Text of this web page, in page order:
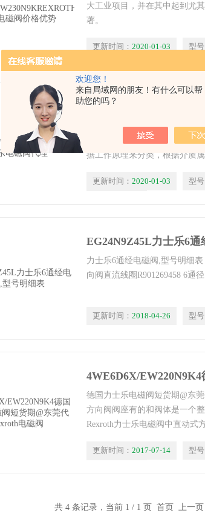
欢迎您！
来自局域网的朋友！有什么可以帮
助您的吗？
大工业项目，并在其中起到尤
著。
更新时间： 2020-01-03 型号
4WE6E62/
REXROTH力士乐电磁阀代理
电磁阀的工作条件和环境以及
据工作原理来分类，根据介质
巧，今天电磁阀代理商乾球自
更新时间： 2020-01-03 型号
EG24N9Z45L力士乐6
力士乐6通经电磁阀,型号明细
向阀直流线圈R901269458 6通
更新时间： 2018-04-26 型号
德国力士乐电磁阀短货期@东
方向阀阀座有的和阀体是一个
Rexroth力士乐电磁阀中直动式
更新时间： 2017-07-14 型号
共 4 条记录，当前 1 / 1 页 首页 上一